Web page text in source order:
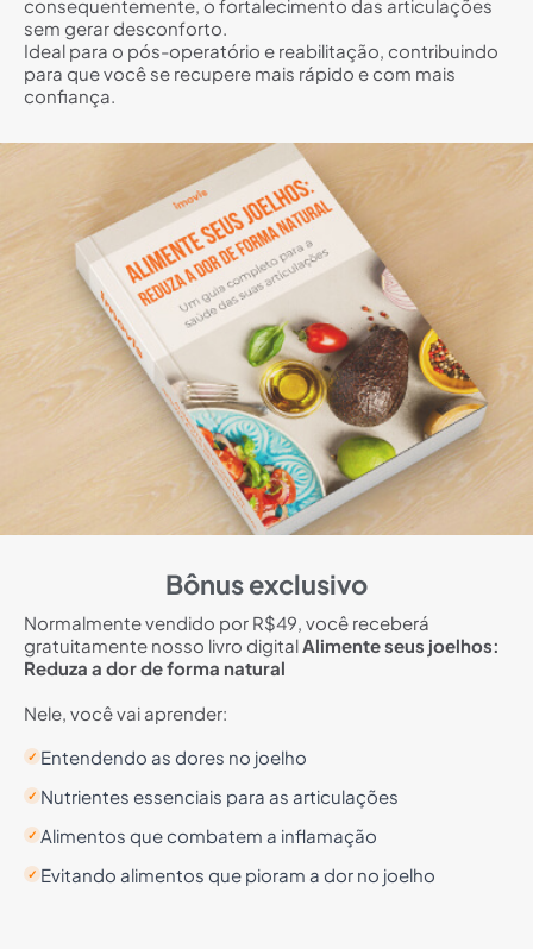
consequentemente, o fortalecimento das articulações
sem gerar desconforto.
Ideal para o pós-operatório e reabilitação, contribuindo
para que você se recupere mais rápido e com mais
confiança.
Bônus exclusivo
Normalmente vendido por R$49, você receberá
gratuitamente nosso livro digital Alimente seus joelhos:
Reduza a dor de forma natural
Nele, você vai aprender:
✓ Entendendo as dores no joelho
✓ Nutrientes essenciais para as articulações
✓ Alimentos que combatem a inflamação
✓ Evitando alimentos que pioram a dor no joelho